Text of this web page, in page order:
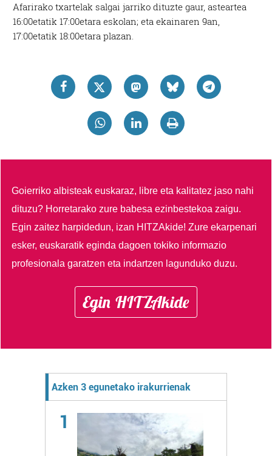
Afarirako txartelak salgai jarriko dituzte gaur, asteartea
16:00etatik 17:00etara eskolan; eta ekainaren 9an,
17:00etatik 18:00etara plazan.
Goierriko albisteak euskaraz, libre eta kalitatez jaso nahi
dituzu? Horretarako zure babesa ezinbestekoa zaigu.
Egin zaitez harpidedun, izan HITZAkide!Zure ekarpenari
esker, euskaratik eginda dagoen tokiko informazio
profesionala garatzen eta indartzen lagunduko duzu.
Egin HITZAkide
Azken 3 egunetako irakurrienak
1